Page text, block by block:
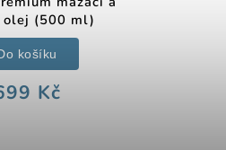
(500 ml)
Kč
košíku